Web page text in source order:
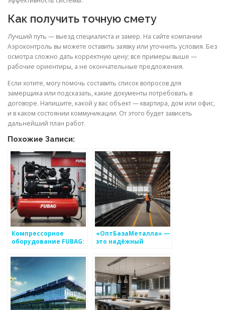
Как получить точную смету
Лучший путь — выезд специалиста и замер. На сайте компании
Аэроконтроль вы можете оставить заявку или уточнить условия. Без
осмотра сложно дать корректную цену; все примеры выше —
рабочие ориентиры, а не окончательные предложения.
Если хотите, могу помочь составить список вопросов для
замерщика или подсказать, какие документы потребовать в
договоре. Напишите, какой у вас объект — квартира, дом или офис,
и в каком состоянии коммуникации. От этого будет зависеть
дальнейший план работ.
Похожие Записи:
Компрессорное
оборудование FUBAG:
Петербурге по
доступным ценам
«ОптБазаМеталла» —
это надёжный
металлопроката в
Москве и Санкт-
Петербурге, который
удовлетворяет
потребности как
оптовых, так и
розничных клиентов